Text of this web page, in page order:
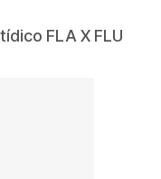
FLA X FLU